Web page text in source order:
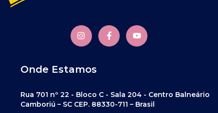
Onde Estamos
Rua 701 nº 22 - Bloco C - Sala 204 - Centro Balneário
Camboriú – SC CEP. 88330-711 – Brasil